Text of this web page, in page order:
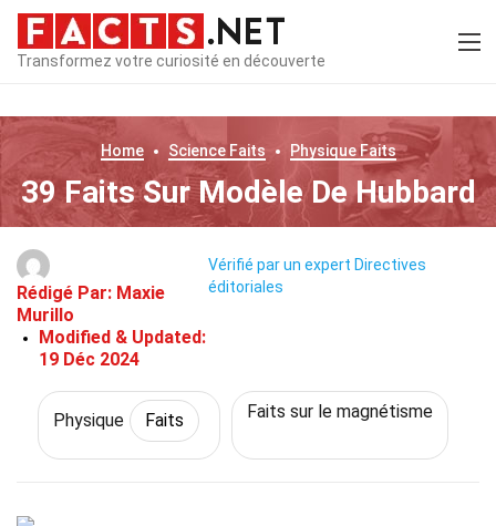
Transformez votre curiosité en découverte
Home ScienceFaits PhysiqueFaits
39 Faits Sur Modèle De Hubbard
Rédigé Par: Maxie
Murillo
Modified & Updated:
19 Déc 2024
Vérifié par un expert Directives
éditoriales
Physique Faits Faits sur le magnétisme